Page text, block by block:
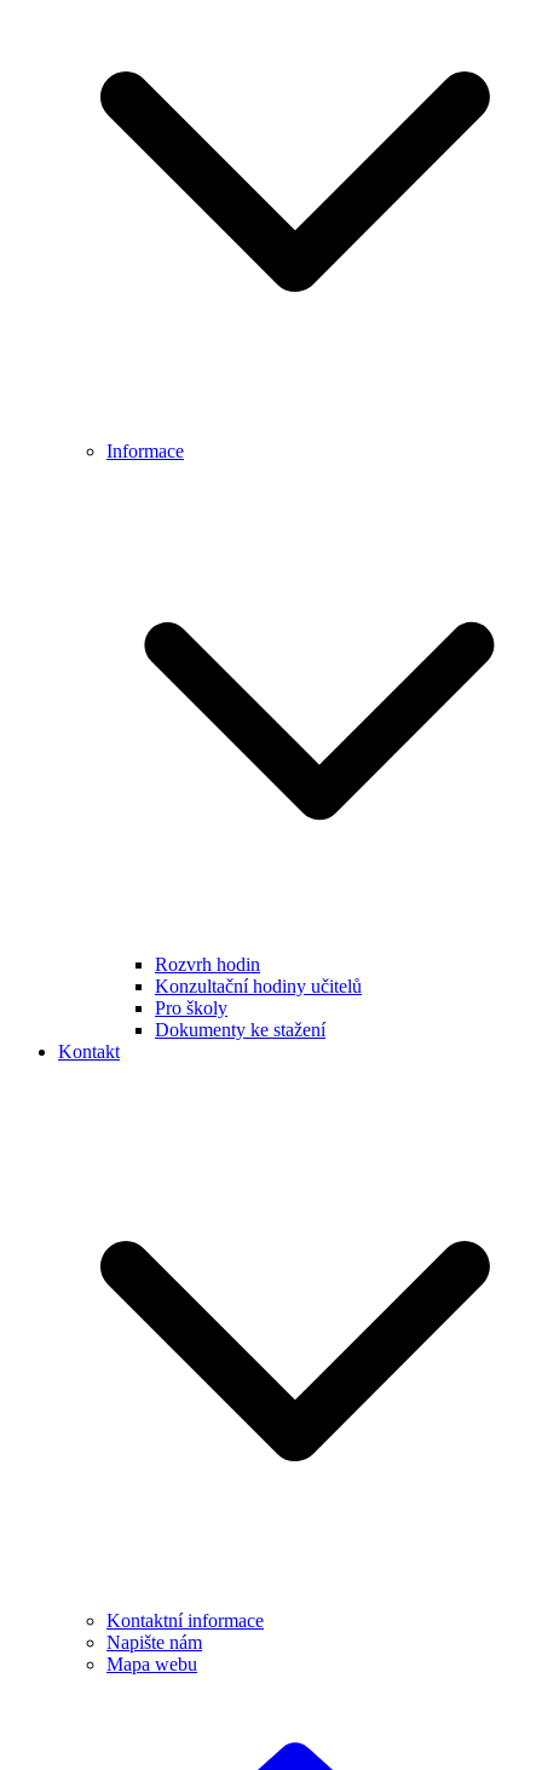
Informace
Rozvrh hodin
Konzultační hodiny učitelů
Pro školy
Dokumenty ke stažení
Kontakt
Kontaktní informace
Napište nám
Mapa webu